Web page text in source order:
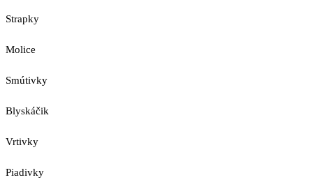
Strapky
Molice
Smútivky
Blyskáčik
Vrtivky
Piadivky